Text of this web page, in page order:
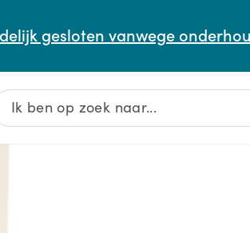
gesloten vanwege
Wachttijden